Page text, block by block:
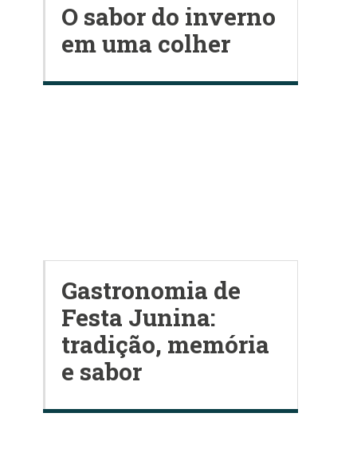
O sabor do inverno
em uma colher
Gastronomia de
Festa Junina:
tradição, memória
e sabor